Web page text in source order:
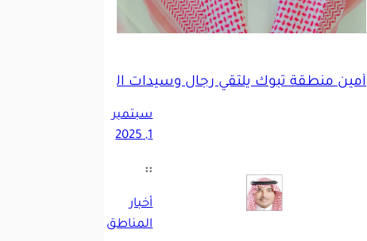
أمين منطقة تبوك يلتقي رجال وسيدات الأعمال في غرفة جدة
سبتمبر
1, 2025
::
أخبار
المناطق